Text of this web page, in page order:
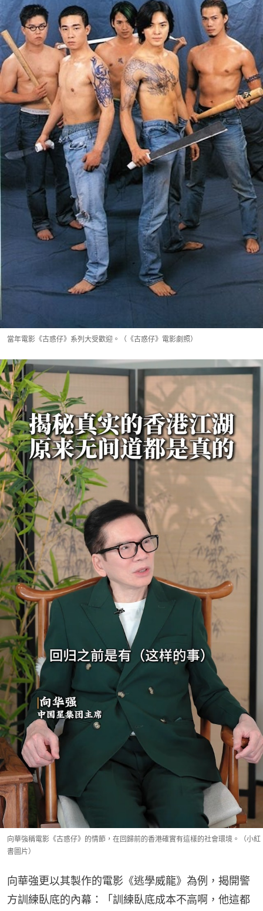
當年電影《古惑仔》系列大受歡迎。（《古惑仔》電影劇照）
向華強稱電影《古惑仔》的情節，在回歸前的香港確實有這樣的社會環境。（小紅
書圖片）
向華強更以其製作的電影《逃學威龍》為例，揭開警
方訓練臥底的內幕：「訓練臥底成本不高啊，他這都